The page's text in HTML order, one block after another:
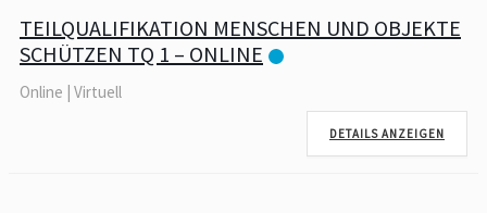
TEILQUALIFIKATION MENSCHEN UND OBJEKTE
SCHÜTZEN TQ 1 – ONLINE
Online | Virtuell
DETAILS ANZEIGEN